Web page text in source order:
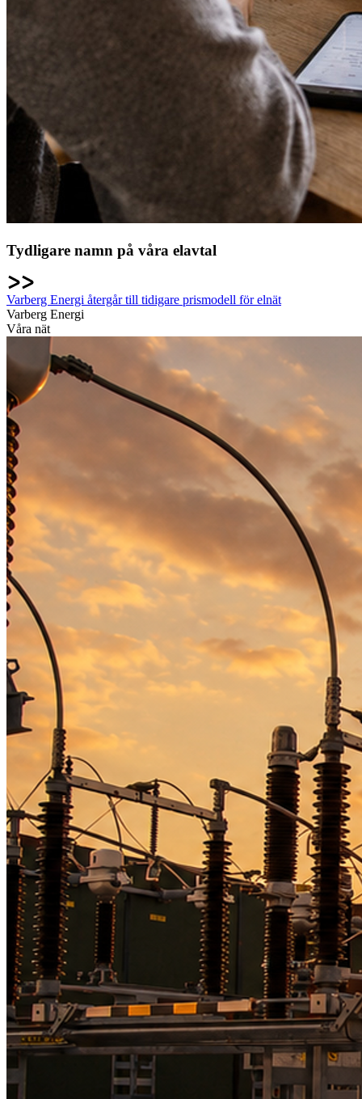
Tydligare namn på våra elavtal
Varberg Energi återgår till tidigare prismodell för elnät
Varberg Energi
Våra nät